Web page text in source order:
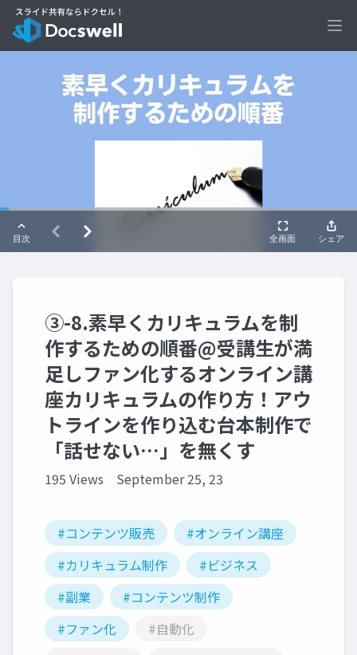
③-8.素早くカリキュラムを制
作するための順番@受講生が満
足しファン化するオンライン講
座カリキュラムの作り方！アウ
トラインを作り込む台本制作で
「話せない…」を無くす
195 Views September 25, 23
#コンテンツ販売
#オンライン講座
#カリキュラム制作
#ビジネス
#副業
#コンテンツ制作
#ファン化
#自動化